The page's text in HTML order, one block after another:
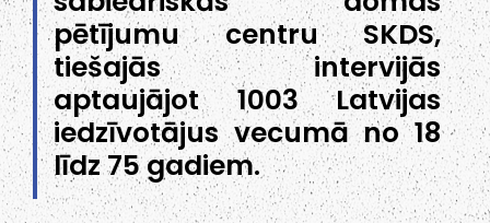
pētījumu centru SKDS,
tiešajās intervijās
aptaujājot 1003 Latvijas
iedzīvotājus vecumā no 18
līdz 75 gadiem.